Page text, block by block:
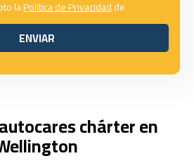
laPolítica de Privacidadde
ENVIAR
ENVIAR
chárter en